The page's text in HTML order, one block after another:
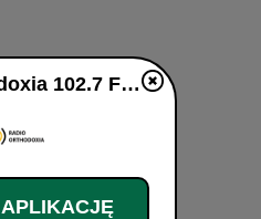
Radio Orthodoxia 102.7 FM na żywo